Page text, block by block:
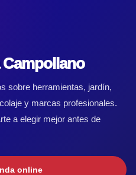
sobre herramientas, jardín,
y marcas profesionales.
a elegir mejor antes de
online